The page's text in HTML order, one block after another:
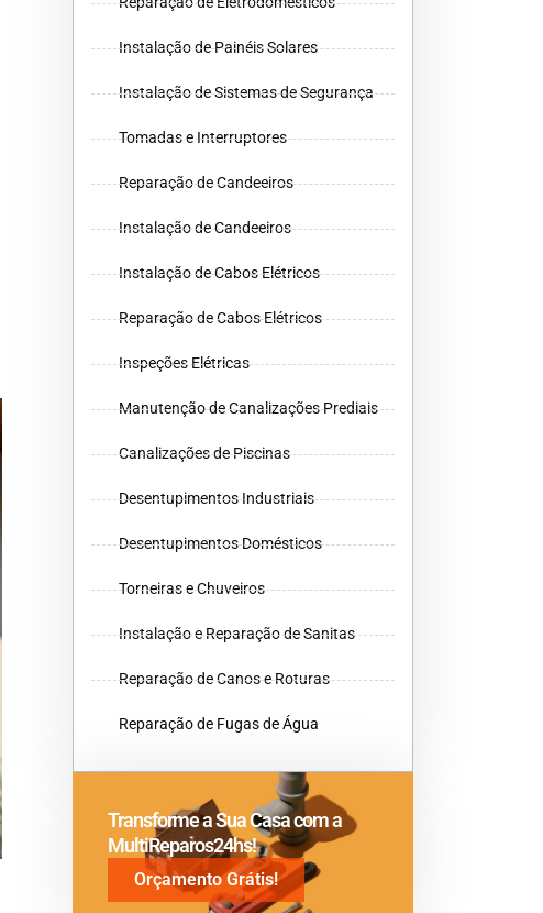
Instalação de Painéis Solares
Instalação de Sistemas de Segurança
Tomadas e Interruptores
Reparação de Candeeiros
Instalação de Candeeiros
Instalação de Cabos Elétricos
Reparação de Cabos Elétricos
Inspeções Elétricas
Manutenção de Canalizações Prediais
Canalizações de Piscinas
Desentupimentos Industriais
Desentupimentos Domésticos
Torneiras e Chuveiros
Instalação e Reparação de Sanitas
Reparação de Canos e Roturas
Reparação de Fugas de Água
Transforme a Sua Casa com a
MultiReparos24hs!
Orçamento Grátis!